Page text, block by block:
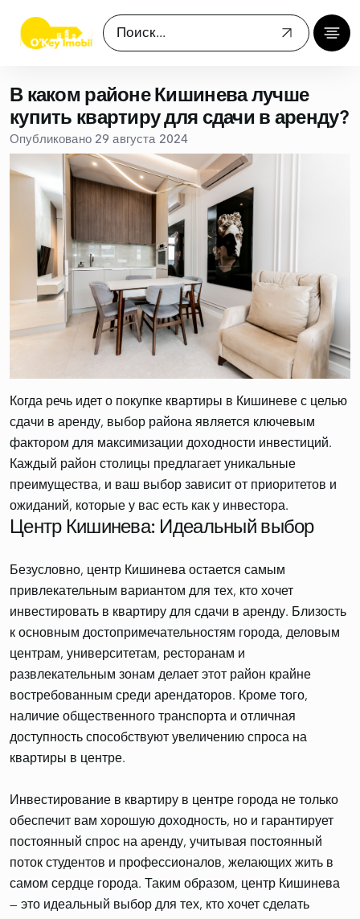
В каком районе Кишинева лучше
купить квартиру для сдачи в аренду?
Опубликовано 29 августа 2024
Когда речь идет о покупке квартиры в Кишиневе с целью
сдачи в аренду, выбор района является ключевым
фактором для максимизации доходности инвестиций.
Каждый район столицы предлагает уникальные
преимущества, и ваш выбор зависит от приоритетов и
Центр Кишинева: Идеальный выбор
Безусловно, центр Кишинева остается самым
привлекательным вариантом для тех, кто хочет
инвестировать в квартиру для сдачи в аренду. Близость
к основным достопримечательностям города, деловым
центрам, университетам, ресторанам и
развлекательным зонам делает этот район крайне
востребованным среди арендаторов. Кроме того,
наличие общественного транспорта и отличная
доступность способствуют увеличению спроса на
квартиры в центре.
Инвестирование в квартиру в центре города не только
обеспечит вам хорошую доходность, но и гарантирует
постоянный спрос на аренду, учитывая постоянный
поток студентов и профессионалов, желающих жить в
самом сердце города. Таким образом, центр Кишинева
— это идеальный выбор для тех, кто хочет сделать